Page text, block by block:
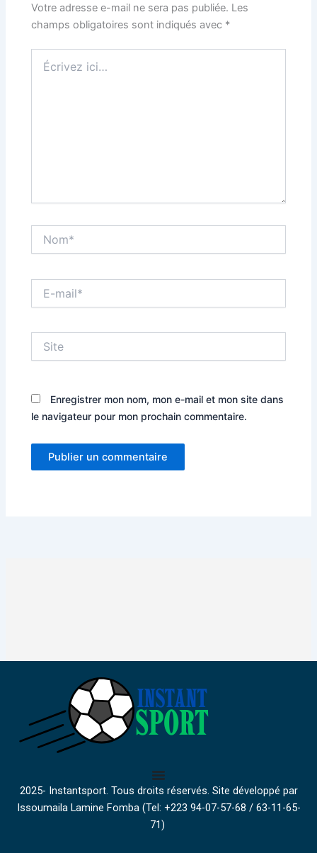
Votre adresse e-mail ne sera pas publiée. Les
champs obligatoires sont indiqués avec *
ici…
mail*
Enregistrer mon nom, mon e-mail et mon site dans
le navigateur pour mon prochain commentaire.
2025- Instantsport. Tous droits réservés. Site développé par
Issoumaila Lamine Fomba (Tel: +223 94-07-57-68 / 63-11-65-
71)